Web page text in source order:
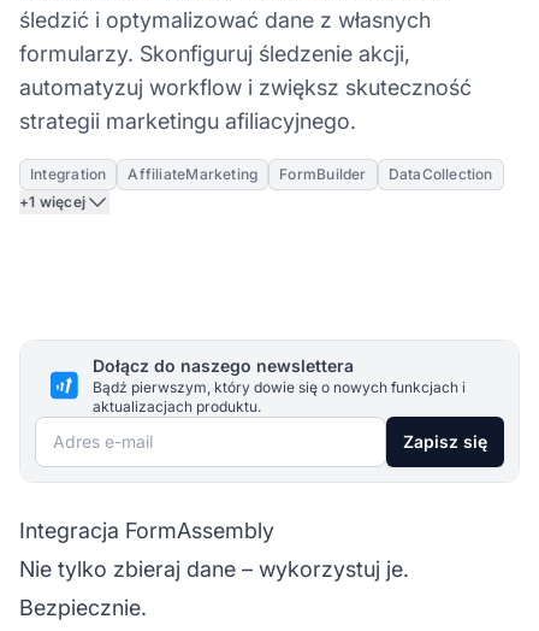
śledzić i optymalizować dane z własnych
formularzy. Skonfiguruj śledzenie akcji,
automatyzuj workflow i zwiększ skuteczność
strategii marketingu afiliacyjnego.
Integration AffiliateMarketing FormBuilder
DataCollection
+1 więcej
Dołącz do naszego newslettera
Bądź pierwszym, który dowie się o nowych funkcjach i
aktualizacjach produktu.
Adres e-mail Zapisz się
Integracja FormAssembly
Nie tylko zbieraj dane – wykorzystuj je.
Bezpiecznie.